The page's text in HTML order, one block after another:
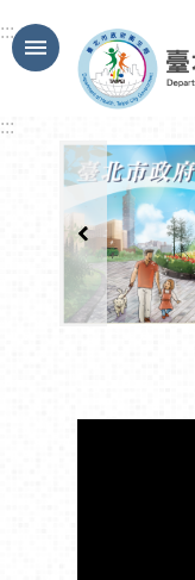
跳到主要內容區塊
:::
:::